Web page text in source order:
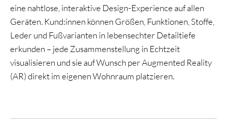
eine nahtlose, interaktive Design-Experience auf allen
Geräten. Kund:innen können Größen, Funktionen, Stoffe,
Leder und Fußvarianten in lebensechter Detailtiefe
erkunden – jede Zusammenstellung in Echtzeit
visualisieren und sie auf Wunsch per Augmented Reality
(AR) direkt im eigenen Wohnraum platzieren.